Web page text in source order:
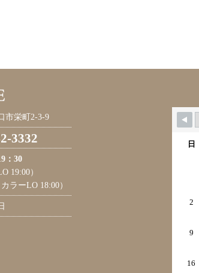
市栄町2-3-9
3332
：30
19:00）
ラーLO 18:00）
日
2
9
16